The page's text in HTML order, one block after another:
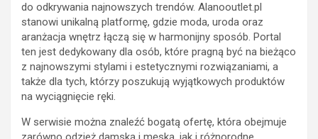
do odkrywania najnowszych trendów. Alanooutlet.pl
stanowi unikalną platformę, gdzie moda, uroda oraz
aranżacja wnętrz łączą się w harmonijny sposób. Portal
ten jest dedykowany dla osób, które pragną być na bieżąco
z najnowszymi stylami i estetycznymi rozwiązaniami, a
także dla tych, którzy poszukują wyjątkowych produktów
na wyciągnięcie ręki.
W serwisie można znaleźć bogatą ofertę, która obejmuje